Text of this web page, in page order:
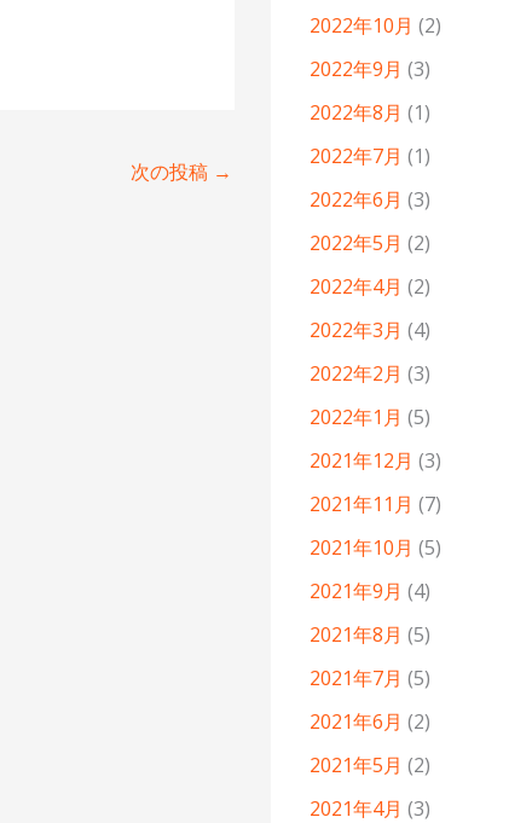
次の投稿 →
2022年10月 (2)
2022年9月 (3)
2022年8月 (1)
2022年7月 (1)
2022年6月 (3)
2022年5月 (2)
2022年4月 (2)
2022年3月 (4)
2022年2月 (3)
2022年1月 (5)
2021年12月 (3)
2021年11月 (7)
2021年10月 (5)
2021年9月 (4)
2021年8月 (5)
2021年7月 (5)
2021年6月 (2)
2021年5月 (2)
2021年4月 (3)